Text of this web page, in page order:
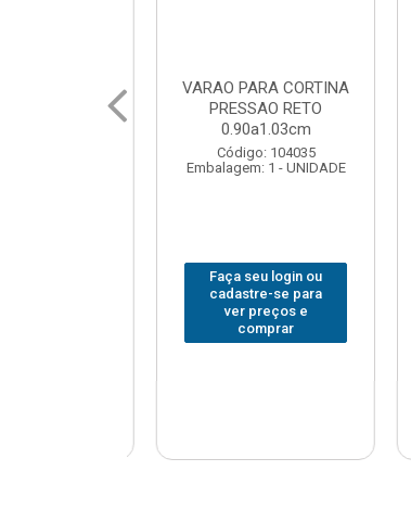
VARAO PARA CORTINA
PRESSAO RETO
1.05a1.18cm
Código: 104043
Embalagem: 1 - UNIDADE
Faça seu login ou
cadastre-se para
ver preços e
comprar